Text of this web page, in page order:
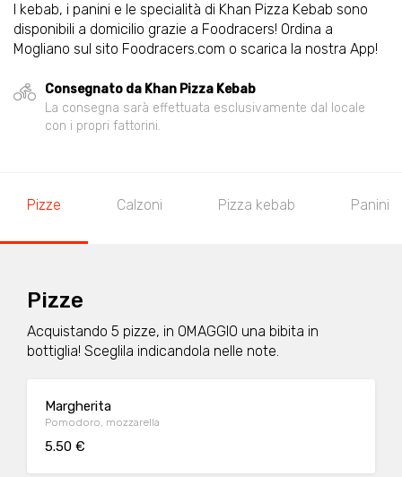
I kebab, i panini e le specialità di Khan Pizza Kebab sono
disponibili a domicilio grazie a Foodracers! Ordina a
Mogliano sul sito Foodracers.com o scarica la nostra App!
Consegnato da Khan Pizza Kebab
La consegna sarà effettuata esclusivamente dal locale
con i propri fattorini.
Pizze Calzoni Pizza kebab Panini
Pizze
Acquistando 5 pizze, in OMAGGIO una bibita in
bottiglia! Sceglila indicandola nelle note.
Margherita
Pomodoro, mozzarella
5.50 €